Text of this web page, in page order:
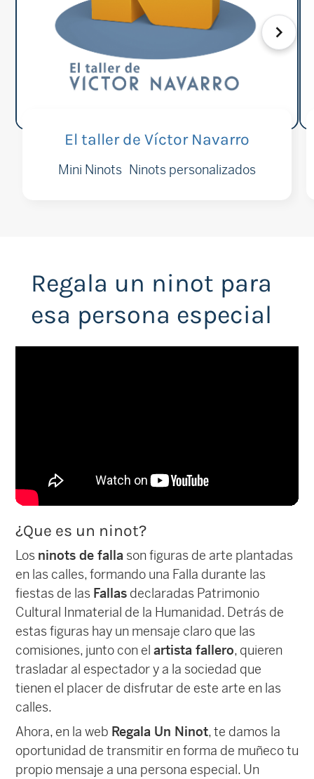
El taller de Víctor Navarro
Mini Ninots Ninots personalizados
Regala un ninot para
esa persona especial
¿Que es un ninot?
Los ninots de falla son figuras de arte plantadas
en las calles, formando una Falla durante las
fiestas de las Fallas declaradas Patrimonio
Cultural Inmaterial de la Humanidad. Detrás de
estas figuras hay un mensaje claro que las
comisiones, junto con el artista fallero, quieren
trasladar al espectador y a la sociedad que
tienen el placer de disfrutar de este arte en las
calles.
Ahora, en la web Regala Un Ninot, te damos la
oportunidad de transmitir en forma de muñeco tu
propio mensaje a una persona especial. Un